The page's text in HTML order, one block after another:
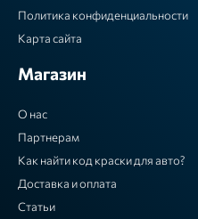
Политика конфиденциальности
Карта сайта
Магазин
О нас
Партнерам
Как найти код краски для авто?
Доставка и оплата
Статьи